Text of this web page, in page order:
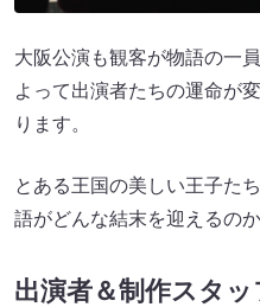
大阪公演も観客が物語の一
よって出演者たちの運命が
ります。
とある王国の美しい王子た
語がどんな結末を迎えるの
出演者＆制作スタ